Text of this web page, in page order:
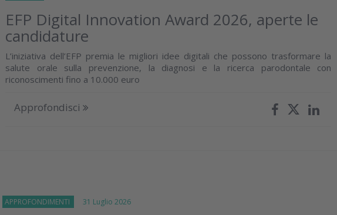
EFP Digital Innovation Award 2026, aperte le
candidature
L’iniziativa dell’EFP premia le migliori idee digitali che possono trasformare la
salute orale sulla prevenzione, la diagnosi e la ricerca parodontale con
riconoscimenti fino a 10.000 euro
Approfondisci
APPROFONDIMENTI 31 Luglio 2026